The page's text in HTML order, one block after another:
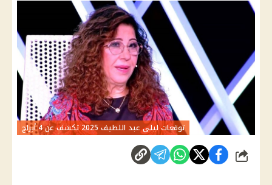
توقعات ليلى عبد اللطيف 2025 تكشف عن 4 أبراج
شارك